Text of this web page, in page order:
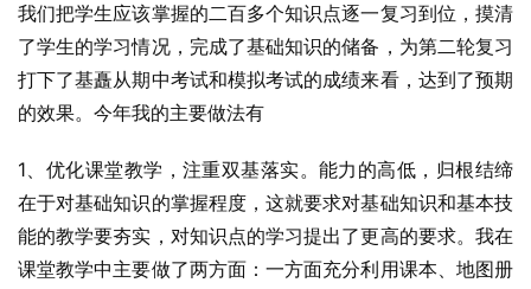
我们把学生应该掌握的二百多个知识点逐一复习到位，摸清
了学生的学习情况，完成了基础知识的储备，为第二轮复习
打下了基矗从期中考试和模拟考试的成绩来看，达到了预期
的效果。今年我的主要做法有
1、优化课堂教学，注重双基落实。能力的高低，归根结缔
在于对基础知识的掌握程度，这就要求对基础知识和基本技
能的教学要夯实，对知识点的学习提出了更高的要求。我在
课堂教学中主要做了两方面：一方面充分利用课本、地图册